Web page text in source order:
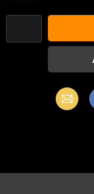
Email